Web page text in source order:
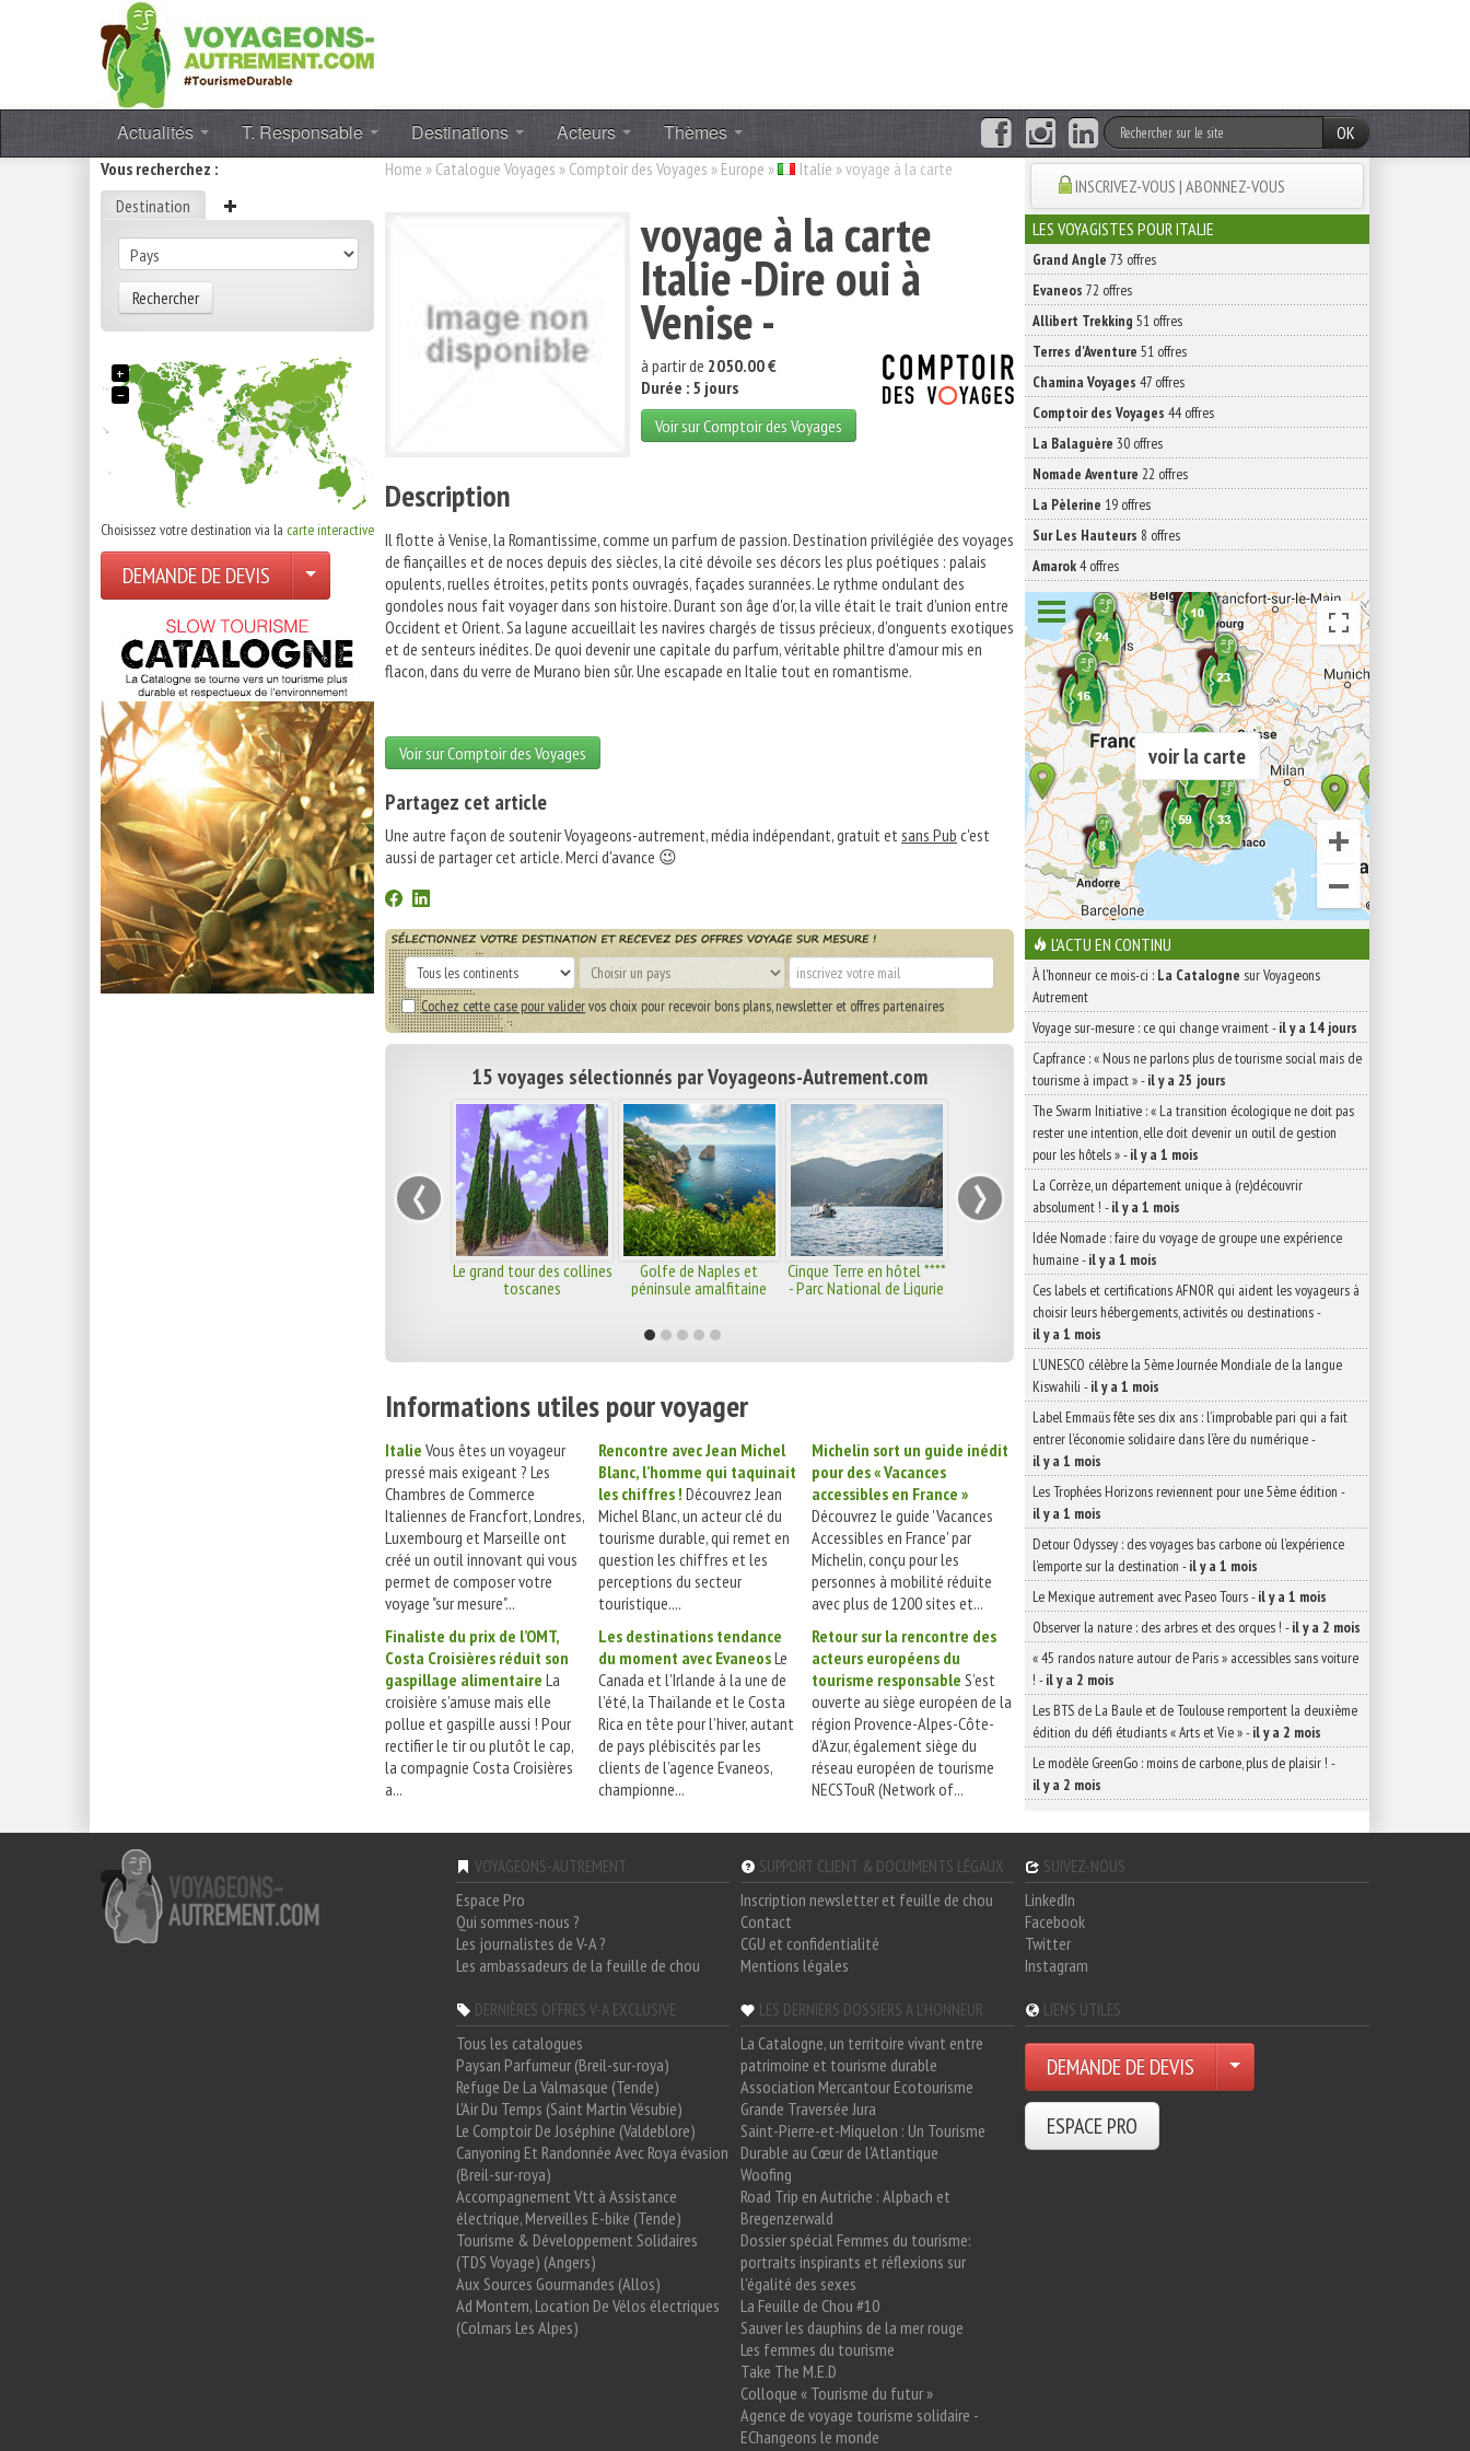
Actualités T. Responsable Destinations Acteurs Thèmes
OK
Vous recherchez :
Destination
Rechercher
+
−
Choisissez votre destination via la carte interactive
DEMANDE DE DEVIS
Home » Catalogue Voyages » Comptoir des Voyages » Europe » Italie »voyage à la carte
voyage à la carte
Italie -Dire oui à
Venise -
à partir de 2050.00 €
Durée : 5 jours
Voir sur Comptoir des Voyages
Description
Il flotte à Venise, la Romantissime, comme un parfum de passion. Destination privilégiée des voyages
de fiançailles et de noces depuis des siècles, la cité dévoile ses décors les plus poétiques : palais
opulents, ruelles étroites, petits ponts ouvragés, façades surannées. Le rythme ondulant des
gondoles nous fait voyager dans son histoire. Durant son âge d'or, la ville était le trait d'union entre
Occident et Orient. Sa lagune accueillait les navires chargés de tissus précieux, d'onguents exotiques
et de senteurs inédites. De quoi devenir une capitale du parfum, véritable philtre d'amour mis en
flacon, dans du verre de Murano bien sûr. Une escapade en Italie tout en romantisme.
Voir sur Comptoir des Voyages
Partagez cet article
Une autre façon de soutenir Voyageons-autrement, média indépendant, gratuit etsans Pub c'est
aussi de partager cet article. Merci d'avance 😉
Cochez cette case pour validervos choix pour recevoir bons plans, newsletter et offres partenaires
15 voyages sélectionnés par Voyageons-Autrement.com
Le grand tour des collines
toscanes
Golfe de Naples et
péninsule amalfitaine
Cinque Terre en hôtel ****
- Parc National de Ligurie
‹ ›
Informations utiles pour voyager
Italie Vous êtes un voyageur
pressé mais exigeant ? Les
Chambres de Commerce
Italiennes de Francfort, Londres,
Luxembourg et Marseille ont
créé un outil innovant qui vous
permet de composer votre
voyage "sur mesure"...
Rencontre avec Jean Michel
Blanc, l’homme qui taquinait
les chiffres ! Découvrez Jean
Michel Blanc, un acteur clé du
tourisme durable, qui remet en
question les chiffres et les
perceptions du secteur
touristique....
Michelin sort un guide inédit
pour des « Vacances
accessibles en France »
Découvrez le guide 'Vacances
Accessibles en France' par
Michelin, conçu pour les
personnes à mobilité réduite
avec plus de 1200 sites et...
Finaliste du prix de l’OMT,
Costa Croisières réduit son
gaspillage alimentaire La
croisière s’amuse mais elle
pollue et gaspille aussi ! Pour
rectifier le tir ou plutôt le cap,
la compagnie Costa Croisières
a...
Les destinations tendance
du moment avec EvaneosLe
Canada et l’Irlande à la une de
l’été, la Thaïlande et le Costa
Rica en tête pour l’hiver, autant
de pays plébiscités par les
clients de l’agence Evaneos,
championne...
Retour sur la rencontre des
acteurs européens du
tourisme responsable S’est
ouverte au siège européen de la
région Provence-Alpes-Côte-
d’Azur, également siège du
réseau européen de tourisme
NECSTouR (Network of...
INSCRIVEZ-VOUS | ABONNEZ-VOUS
LES VOYAGISTES POUR ITALIE
Grand Angle 73 offres
Evaneos 72 offres
Allibert Trekking 51 offres
Terres d'Aventure 51 offres
Chamina Voyages 47 offres
Comptoir des Voyages 44 offres
La Balaguère 30 offres
Nomade Aventure 22 offres
La Pèlerine 19 offres
Sur Les Hauteurs 8 offres
Amarok4 offres
voir la carte
L'ACTU EN CONTINU
À l'honneur ce mois-ci : La Catalogne sur Voyageons
Autrement
Voyage sur-mesure : ce qui change vraiment-il y a 14 jours
Capfrance : « Nous ne parlons plus de tourisme social mais de
tourisme à impact »-il y a 25 jours
The Swarm Initiative : « La transition écologique ne doit pas
rester une intention, elle doit devenir un outil de gestion
pour les hôtels »-il y a 1 mois
La Corrèze, un département unique à (re)découvrir
absolument ! -il y a 1 mois
Idée Nomade : faire du voyage de groupe une expérience
humaine-il y a 1 mois
Ces labels et certifications AFNOR qui aident les voyageurs à
choisir leurs hébergements, activités ou destinations-
il y a 1 mois
L’UNESCO célèbre la 5ème Journée Mondiale de la langue
Kiswahili -il y a 1 mois
Label Emmaüs fête ses dix ans : l’improbable pari qui a fait
entrer l’économie solidaire dans l’ère du numérique-
il y a 1 mois
Les Trophées Horizons reviennent pour une 5ème édition -
il y a 1 mois
Detour Odyssey : des voyages bas carbone où l’expérience
l’emporte sur la destination -il y a 1 mois
Le Mexique autrement avec Paseo Tours-il y a 1 mois
Observer la nature : des arbres et des orques ! -il y a 2 mois
« 45 randos nature autour de Paris » accessibles sans voiture
! -il y a 2 mois
Les BTS de La Baule et de Toulouse remportent la deuxième
édition du défi étudiants « Arts et Vie »-il y a 2 mois
Le modèle GreenGo : moins de carbone, plus de plaisir ! -
il y a 2 mois
VOYAGEONS-AUTREMENT
Espace Pro
Qui sommes-nous ?
Les journalistes de V-A ?
Les ambassadeurs de la feuille de chou
SUPPORT CLIENT & DOCUMENTS LÉGAUX
Inscription newsletter et feuille de chou
Contact
CGU et confidentialité
Mentions légales
SUIVEZ-NOUS
LinkedIn
Facebook
Twitter
Instagram
DERNIÈRES OFFRES V-A EXCLUSIVE
Tous les catalogues
Paysan Parfumeur (Breil-sur-roya)
Refuge De La Valmasque (Tende)
L'Air Du Temps (Saint Martin Vésubie)
Le Comptoir De Joséphine (Valdeblore)
Canyoning Et Randonnée Avec Roya évasion
(Breil-sur-roya)
Accompagnement Vtt à Assistance
électrique, Merveilles E-bike (Tende)
Tourisme & Développement Solidaires
(TDS Voyage) (Angers)
Aux Sources Gourmandes (Allos)
Ad Montem, Location De Vélos électriques
(Colmars Les Alpes)
LES DERNIERS DOSSIERS A L'HONNEUR
La Catalogne, un territoire vivant entre
patrimoine et tourisme durable
Association Mercantour Ecotourisme
Grande Traversée Jura
Saint-Pierre-et-Miquelon : Un Tourisme
Durable au Cœur de l'Atlantique
Woofing
Road Trip en Autriche : Alpbach et
Bregenzerwald
Dossier spécial Femmes du tourisme:
portraits inspirants et réflexions sur
l'égalité des sexes
La Feuille de Chou #10
Sauver les dauphins de la mer rouge
Les femmes du tourisme
Take The M.E.D
Colloque « Tourisme du futur »
Agence de voyage tourisme solidaire -
EChangeons le monde
LIENS UTILES
DEMANDE DE DEVIS
ESPACE PRO